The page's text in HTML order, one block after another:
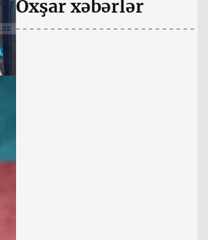
Oxşar xəbərlər